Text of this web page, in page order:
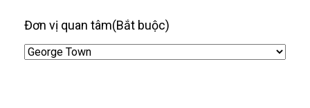
Đơn vị quan tâm(Bắt buộc)